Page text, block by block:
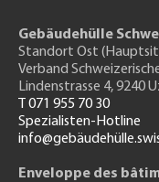
Gebäudehülle
Standort Ost
Verband
Lindenstrasse 4, 9240
T 071 955 70 30
Spezialisten-Hotline
Enveloppe des